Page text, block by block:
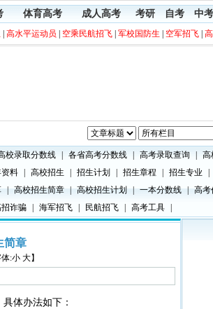
体育高考 成人高考 考研 自考 中考
高水平运动员 空乘民航招飞 军校国防生 空军招飞
校录取分数线 各省高考分数线 高考录取查询 高
资料 高校招生 招生计划 招生章程 招生专业
高校招生简章 高校招生计划 一本分数线 高考
诈骗 海军招飞 民航招飞 高考工具
简章
:小 大】
体办法如下：